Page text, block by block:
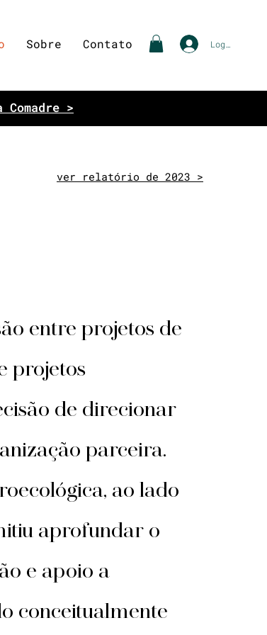
Sobre Contato Login
>
ver relatório de 2023 >
entre projetos de
projetos
de direcionar
parceira.
ao lado
aprofundar o
e apoio a
conceitualmente